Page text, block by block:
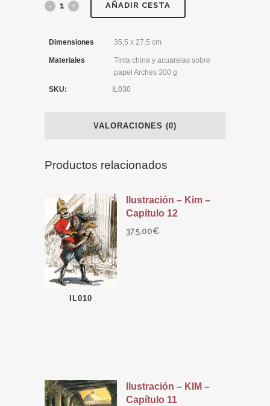
AÑADIR CESTA
Dimensiones 35,5 x 27,5 cm
Materiales
Tinta china y acuarelas sobre
papel Arches 300 g
SKU:
IL030
VALORACIONES (0)
Productos relacionados
IL010
Ilustración – Kim –
Capítulo 12
375,00€
Ilustración – KIM –
Capítulo 11